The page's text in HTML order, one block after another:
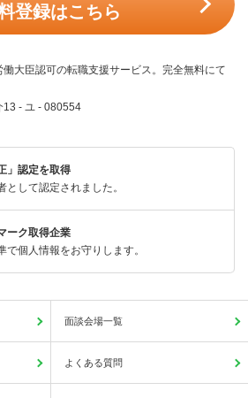
登録はこちら
働大臣認可の転職支援サービス。完全無料にて
- ユ - 080554
」認定を取得
として認定されました。
ーク取得企業
で個人情報をお守りします。
面談会場一覧
よくある質問